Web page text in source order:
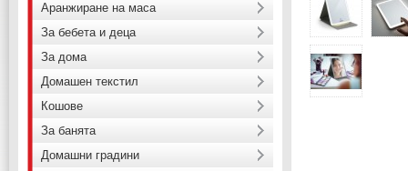
Аранжиране на маса
За бебета и деца
За дома
Домашен текстил
Кошове
За банята
Домашни градини